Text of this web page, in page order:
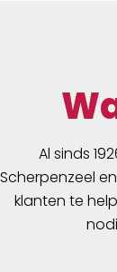
Al sinds
Scherpenzeel
klanten te